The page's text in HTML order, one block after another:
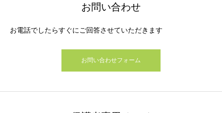
お問い合わせ
お電話でしたらすぐにご回答させていただきます
お問い合わせフォーム